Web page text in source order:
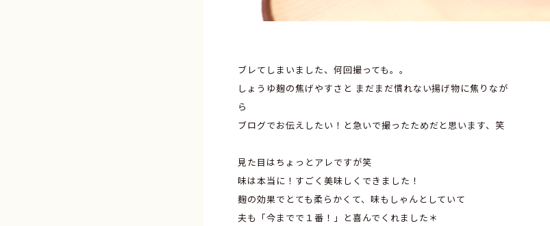
ブレてしまいました、何回撮っても。。
しょうゆ麹の焦げやすさと まだまだ慣れない揚げ物に焦りなが
ら
ブログでお伝えしたい！と急いで撮ったためだと思います、笑
見た目はちょっとアレですが笑
味は本当に！すごく美味しくできました！
麹の効果でとても柔らかくて、味もしゃんとしていて
夫も「今までで１番！」と喜んでくれました＊